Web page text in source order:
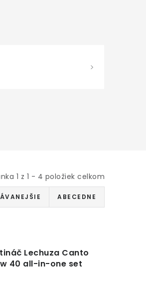
1 z 1 - 4 položiek celkom
ABECEDNE
Lechuza Canto
40 all-in-one set